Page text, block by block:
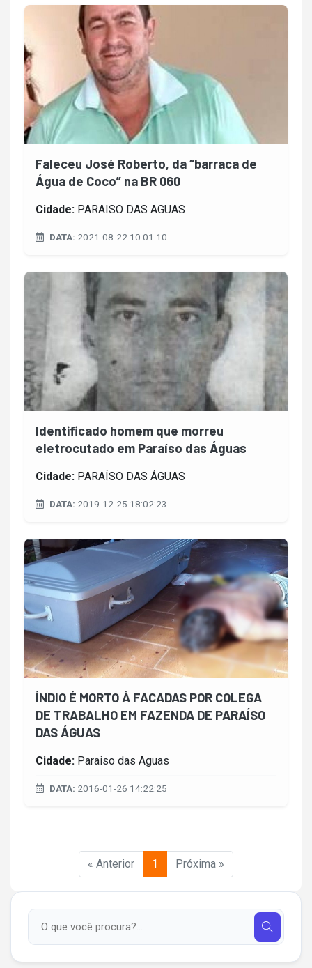
Faleceu José Roberto, da “barraca de
Água de Coco” na BR 060
Cidade: PARAISO DAS AGUAS
DATA: 2021-08-22 10:01:10
Identificado homem que morreu
eletrocutado em Paraíso das Águas
Cidade: PARAÍSO DAS ÁGUAS
DATA: 2019-12-25 18:02:23
ÍNDIO É MORTO À FACADAS POR COLEGA
DE TRABALHO EM FAZENDA DE PARAÍSO
DAS ÁGUAS
Cidade: Paraiso das Aguas
DATA: 2016-01-26 14:22:25
« Anterior 1 Próxima »